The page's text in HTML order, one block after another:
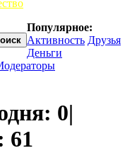
Популярное:
Активность Друзья
Деньги
0|
61